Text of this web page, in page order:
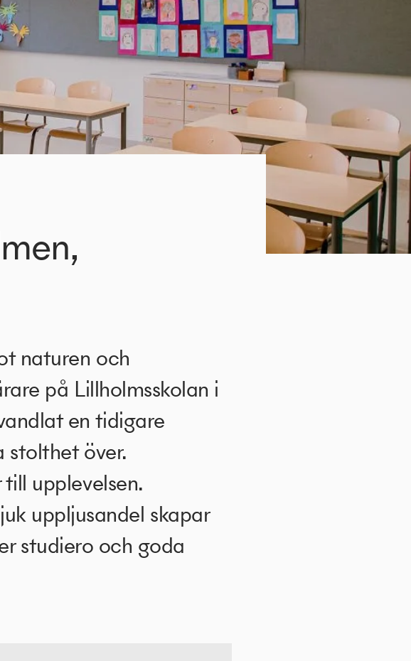
naturen och
på Lillholmsskolan i
en tidigare
stolthet över.
upplevelsen.
uppljusandel skapar
studiero och goda